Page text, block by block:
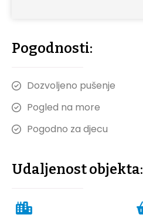
Pogodnosti:
Dozvoljeno pušenje
Pogled na more
Pogodno za djecu
Udaljenost objekta: